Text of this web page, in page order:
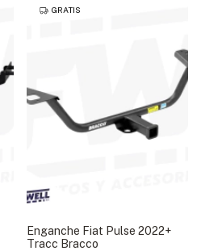
GRATIS
Enganche Fiat Pulse 2022+
Tracc Bracco